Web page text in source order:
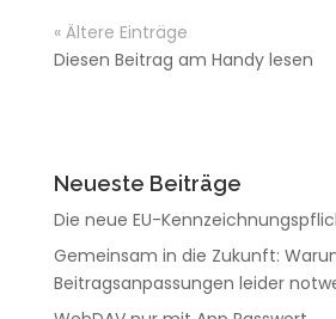
« Ältere Einträge
Diesen Beitrag am Handy lesen
Neueste Beiträge
Die neue EU-
Gemeinsam in die Zukunft:
Beitragsanpassungen leider